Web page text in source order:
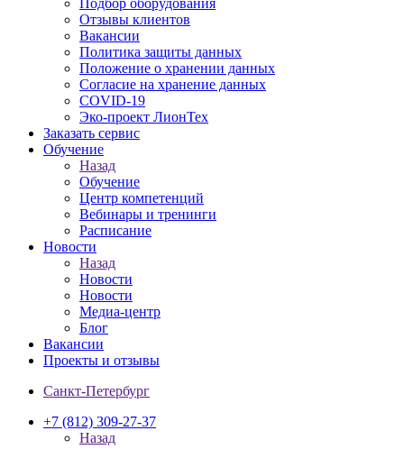
Подбор оборудования
Отзывы клиентов
Вакансии
Политика защиты данных
Положение о хранении данных
Согласие на хранение данных
COVID-19
Эко-проект ЛионТех
Заказать сервис
Обучение
Назад
Обучение
Центр компетенций
Вебинары и тренинги
Расписание
Новости
Назад
Новости
Новости
Медиа-центр
Блог
Вакансии
Проекты и отзывы
Санкт-Петербург
+7 (812) 309-27-37
Назад